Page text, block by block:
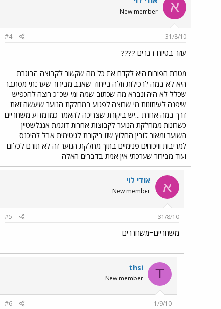
א New member
31/8/10
#4
עוזר בטיוח דברים ????
מטרת הפורום היא לקדם את כל מה שקשור לקבוצה הבוגרת
היא לא במה לרכילות זולה בייחוד שאגב מבירור שערכתי מסתבר
שכלל לא היה ונברא מה שכתוב שמה ומי שכ"כ רוצה להכפיש
שיפנה לעיתונות מי שרוצה לפגוע במחלקת הנוער שיעשה זאת
דרך במה אחרת ...יש ביקורת שצריכה להאמר כמו מדוע משחריים
כשרונות ממחלקת הנוער לקבוצות אחרות דוגמת אנגלשטיין
השוער ומאור לובין החלוץ שזו ביקורת לגיטימית אבל להיכנס
למריבות וויכוחים פנימיים בתוך מחלקת הנוער זה לא תורם לכלום
ועוד מבירור שערכתי אין אמת בדברים האלה
א אודי לוי
New member
31/8/10
#5
משחריים=משחררים
T
thsi
New member
1/9/10
#6